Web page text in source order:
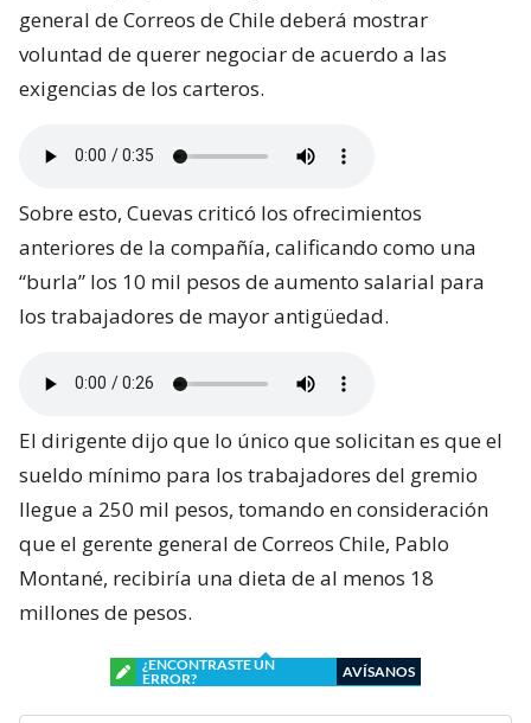
general de Correos de Chile deberá mostrar
voluntad de querer negociar de acuerdo a las
exigencias de los carteros.
Sobre esto, Cuevas criticó los ofrecimientos
anteriores de la compañía, calificando como una
“burla” los 10 mil pesos de aumento salarial para
los trabajadores de mayor antigüedad.
El dirigente dijo que lo único que solicitan es que el
sueldo mínimo para los trabajadores del gremio
llegue a 250 mil pesos, tomando en consideración
que el gerente general de Correos Chile, Pablo
Montané, recibiría una dieta de al menos 18
millones de pesos.
¿ENCONTRASTE UN
ERROR?
AVÍSANOS